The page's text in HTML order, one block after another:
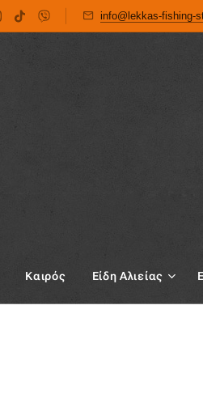
info@lekkas-fishing-
Καιρός Είδη Αλιείας